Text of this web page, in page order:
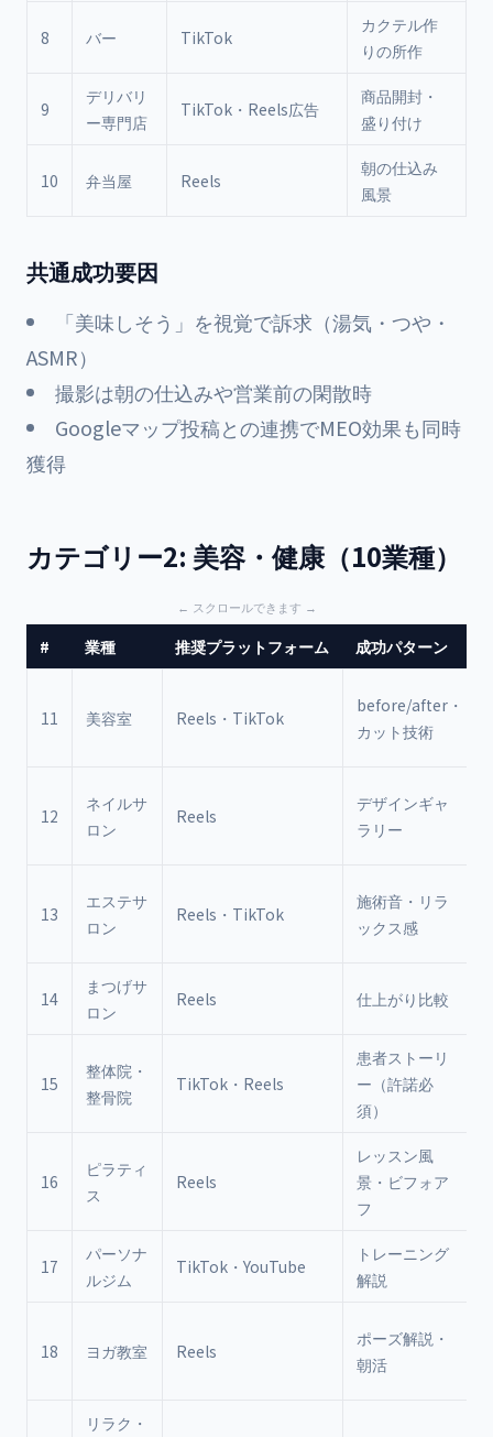
8 バー TikTok
カクテル作
りの所作
9
デリバリ
ー専門店
TikTok・Reels広告
商品開封・
盛り付け
10 弁当屋 Reels
朝の仕込み
風景
共通成功要因
「美味しそう」を視覚で訴求（湯気・つや・
ASMR）
撮影は朝の仕込みや営業前の閑散時
Googleマップ投稿との連携でMEO効果も同時
獲得
カテゴリー2: 美容・健康（10業種）
# 業種 推奨プラットフォーム 成功パターン
11 美容室 Reels・TikTok
before/after・
カット技術
12
ネイルサ
ロン
Reels
デザインギャ
ラリー
13
エステサ
ロン
Reels・TikTok
施術音・リラ
ックス感
14
まつげサ
ロン
Reels 仕上がり比較
15
整体院・
整骨院
TikTok・Reels
患者ストーリ
ー（許諾必
須）
16
ピラティ
ス
Reels
レッスン風
景・ビフォア
フ
17
パーソナ
ルジム
TikTok・YouTube
トレーニング
解説
18 ヨガ教室 Reels
ポーズ解説・
朝活
リラク・